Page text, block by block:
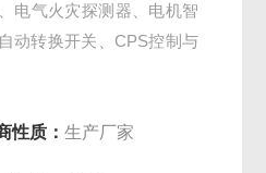
电气火灾探测器、电机智
动转换开关、CPS控制与
性质：生产厂家